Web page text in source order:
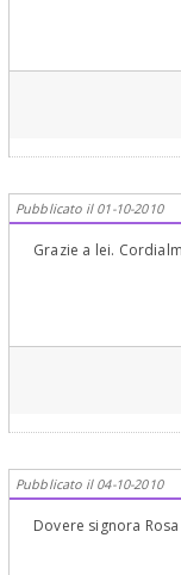
Pubblicato il 01-10-2010
Grazie a lei.
Pubblicato il 04-10-2010
Dovere signora